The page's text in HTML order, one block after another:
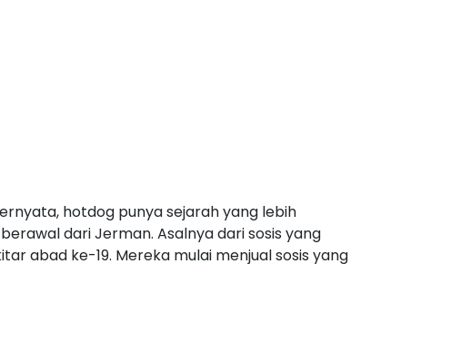
hotdog punya sejarah yang lebih
dari Jerman. Asalnya dari sosis yang
abad ke-19. Mereka mulai menjual sosis yang